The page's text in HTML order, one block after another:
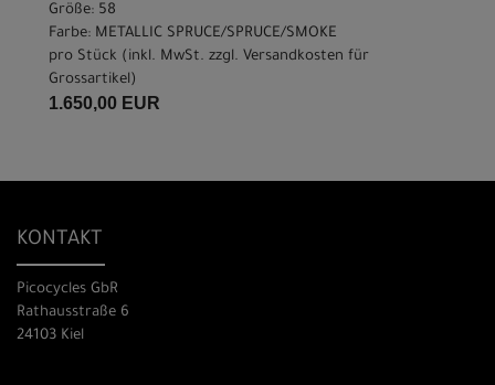
Größe: 58
Farbe: METALLIC SPRUCE/SPRUCE/SMOKE
pro Stück (inkl. MwSt. zzgl. Versandkosten für
Grossartikel)
1.650,00 EUR
KONTAKT
Picocycles GbR
Rathausstraße 6
24103 Kiel